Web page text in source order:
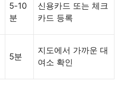
5-10
분
신용카드 또는 체크
카드 등록
5분
지도에서 가까운 대
여소 확인